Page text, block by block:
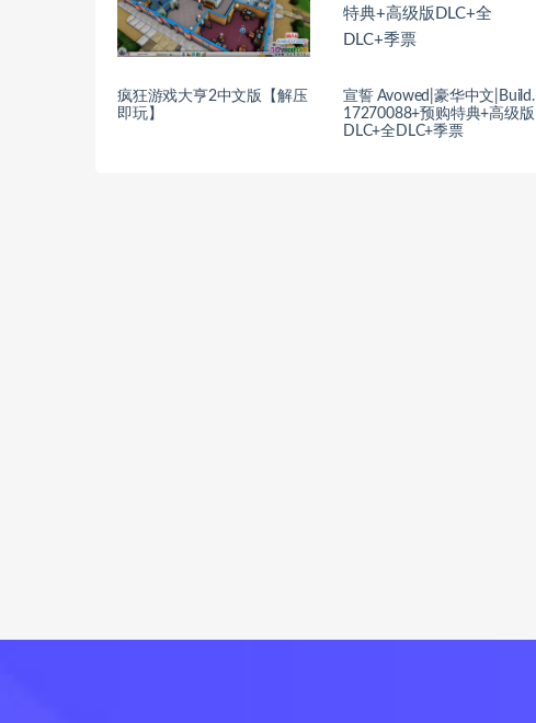
疯狂游戏大亨2中文版【解压
即玩】
宣誓 Avowed|豪华中文|Build.
17270088+预购特典+高级版
DLC+全DLC+季票